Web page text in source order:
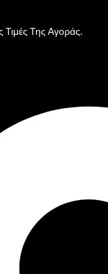
Τιμές Της Αγοράς.